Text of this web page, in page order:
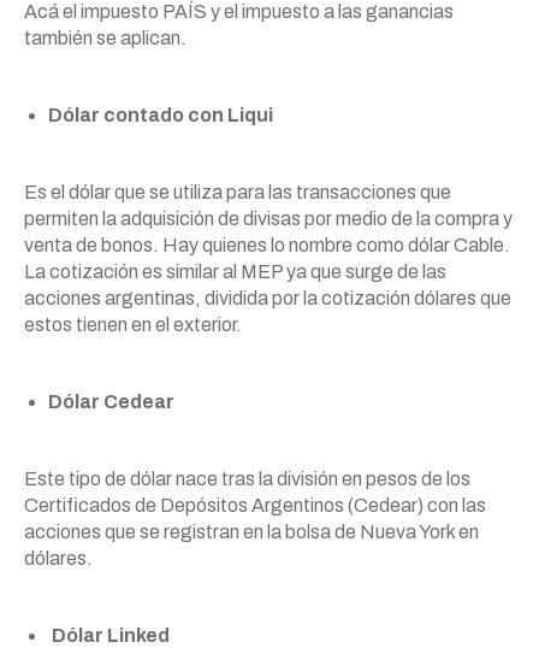
Acá el impuesto PAÍS y el impuesto a las ganancias
también se aplican.
Dólar contado con Liqui
Es el dólar que se utiliza para las transacciones que
permiten la adquisición de divisas por medio de la compra y
venta de bonos. Hay quienes lo nombre como dólar Cable.
La cotización es similar al MEP ya que surge de las
acciones argentinas, dividida por la cotización dólares que
estos tienen en el exterior.
Dólar Cedear
Este tipo de dólar nace tras la división en pesos de los
Certificados de Depósitos Argentinos (Cedear) con las
acciones que se registran en la bolsa de Nueva York en
dólares.
Dólar Linked